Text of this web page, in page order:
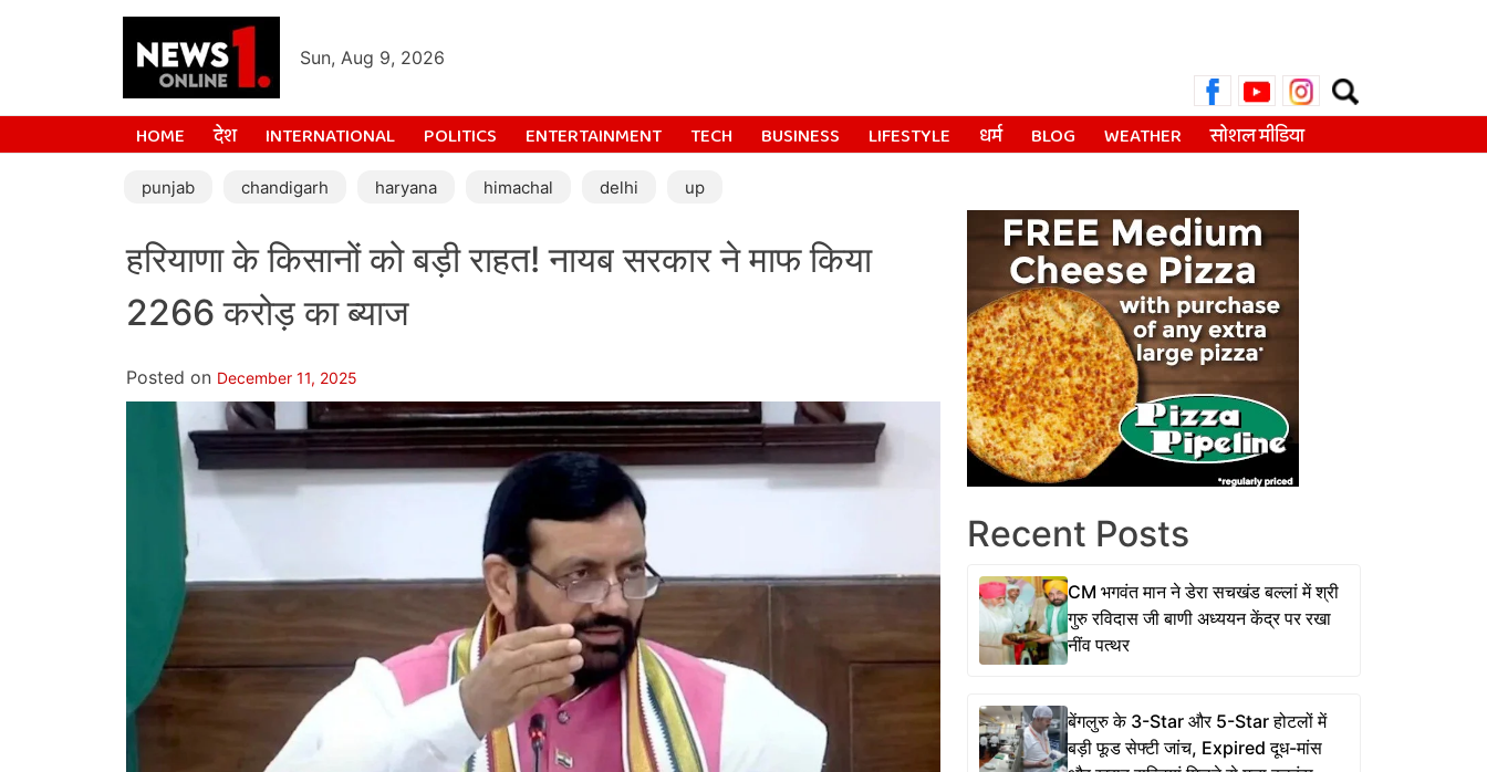
Sun, Aug 9, 2026
Search
for:
HOME देश INTERNATIONAL POLITICS ENTERTAINMENT TECH BUSINESS LIFESTYLE धर्म BLOG WEATHER सोशल मीडिया
punjab chandigarh haryana himachal delhi up
हरियाणा के किसानों को बड़ी राहत! नायब सरकार ने माफ किया
2266 करोड़ का ब्याज
Posted on December 11, 2025
Recent Posts
CM भगवंत मान ने डेरा सचखंड बल्लां में श्री
गुरु रविदास जी बाणी अध्ययन केंद्र पर रखा
नींव पत्थर
बेंगलुरु के 3-Star और 5-Star होटलों में
बड़ी फूड सेफ्टी जांच, Expired दूध-मांस